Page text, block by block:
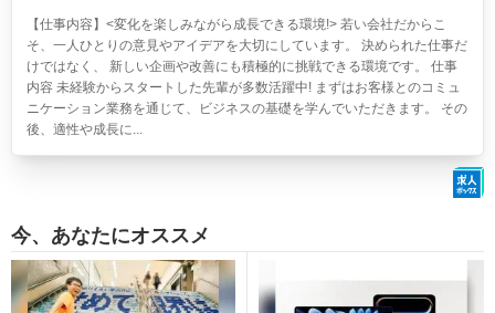
【仕事内容】<変化を楽しみながら成長できる環境!> 若い会社だからこ
そ、一人ひとりの意見やアイデアを大切にしています。 決められた仕事だ
けではなく、 新しい企画や改善にも積極的に挑戦できる環境です。 仕事
内容 未経験からスタートした先輩が多数活躍中! まずはお客様とのコミュ
ニケーション業務を通じて、ビジネスの基礎を学んでいただきます。 その
後、適性や成長に...
今、あなたにオススメ